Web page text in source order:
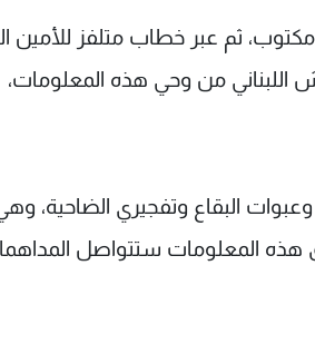
ثم عبر خطاب متلفز للأمين
اللبناني من وحي هذه المعلومات،
البقاع وتفجيري الضاحية،
هذه المعلومات ستتواصل